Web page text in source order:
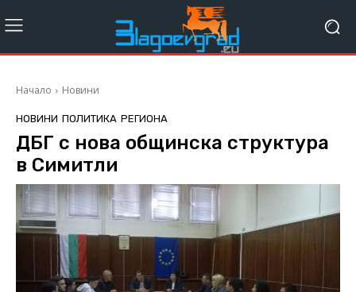
Начало Новини
НОВИНИ ПОЛИТИКА РЕГИОНА
ДБГ с нова общинска структура
в Симитли